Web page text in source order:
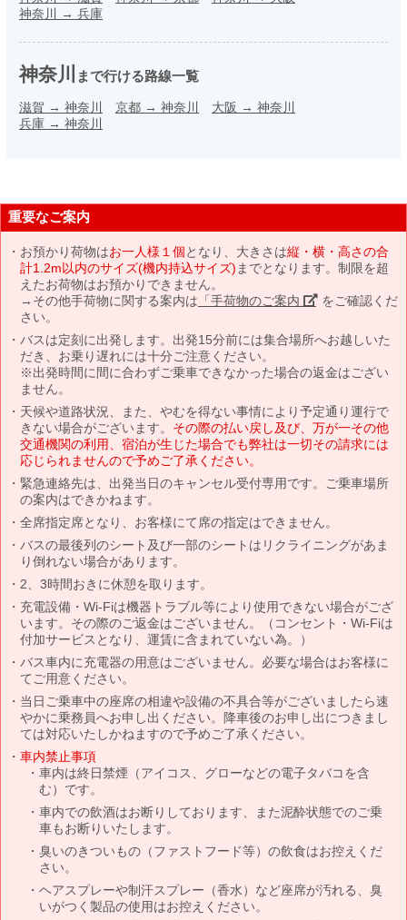
神奈川 → 兵庫
神奈川 まで行ける路線一覧
滋賀 → 神奈川 京都 → 神奈川 大阪 → 神奈川
兵庫 → 神奈川
重要なご案内
お預かり荷物はお一人様１個となり、大きさは縦・横・高さの合
計1.2m以内のサイズ(機内持込サイズ) までとなります。制限を超
えたお荷物はお預かりできません。
→その他手荷物に関する案内は 「手荷物のご案内」 をご確認くだ
さい。
バスは定刻に出発します。出発15分前には集合場所へお越しいた
だき、お乗り遅れには十分ご注意ください。
※出発時間に間に合わずご乗車できなかった場合の返金はござい
ません。
天候や道路状況、また、やむを得ない事情により予定通り運行で
きない場合がございます。 その際の払い戻し及び、万が一その他
交通機関の利用、宿泊が生じた場合でも弊社は一切その請求には
応じられませんので予めご了承ください。
緊急連絡先は、出発当日のキャンセル受付専用です。ご乗車場所
の案内はできかねます。
全席指定席となり、お客様にて席の指定はできません。
バスの最後列のシート及び一部のシートはリクライニングがあま
り倒れない場合があります。
2、3時間おきに休憩を取ります。
充電設備・Wi-Fiは機器トラブル等により使用できない場合がござ
います。その際のご返金はございません。（コンセント・Wi-Fiは
付加サービスとなり、運賃に含まれていない為。）
バス車内に充電器の用意はございません。必要な場合はお客様に
てご用意ください。
当日ご乗車中の座席の相違や設備の不具合等がございましたら速
やかに乗務員へお申し出ください。降車後のお申し出につきまし
ては対応いたしかねますので予めご了承ください。
車内禁止事項
車内は終日禁煙（アイコス、グローなどの電子タバコを含
む）です。
車内での飲酒はお断りしております、また泥酔状態でのご乗
車もお断りいたします。
臭いのきついもの（ファストフード等）の飲食はお控えくだ
さい。
ヘアスプレーや制汗スプレー（香水）など座席が汚れる、臭
いがつく製品の使用はお控えください。